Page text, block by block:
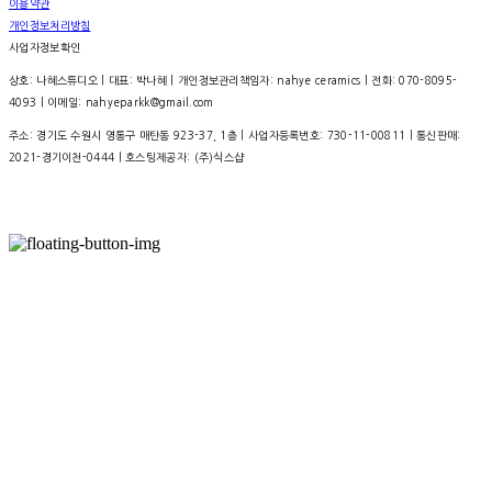
이용약관
개인정보처리방침
사업자정보확인
상호: 나혜스튜디오 | 대표: 박나혜 | 개인정보관리책임자: nahye ceramics | 전화: 070-8095-
4093 | 이메일: nahyeparkk@gmail.com
주소: 경기도 수원시 영통구 매탄동 923-37, 1층 | 사업자등록번호: 730-11-00811
| 통신판매:
2021-경기이천-0444 | 호스팅제공자: (주)식스샵